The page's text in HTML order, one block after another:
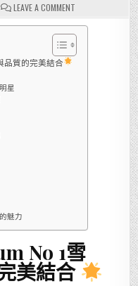
LEAVE A COMMENT
VILLIGER
PREMIUM
NO
1
茄：
質的完美結合
星
魅力
No 1雪
美結合